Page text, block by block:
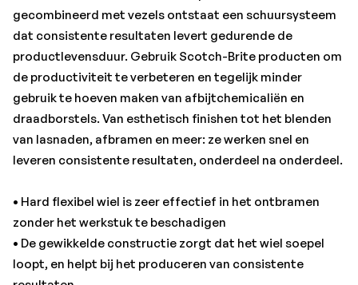
tegenvollopen en stelt continu nieuwe schuurkorrels
bloot voor continue snijkracht
• Minimaliseert de opbouw van warmte om het risico van
verkleuring en kromtrekken op warmtegevoelige
substraten te verminderen
• Effectief voor alle soorten metalen, composieten, en
glas, waarbij één wiel meer taken aankan
• Effectief voor alle soorten metalen, composieten en
gebruikt
gecombineerd met vezels ontstaat een schuursysteem
dat consistente resultaten levert gedurende de
productlevensduur. Gebruik Scotch-Brite producten om
de productiviteit te verbeteren en tegelijk minder
gebruik te hoeven maken van afbijtchemicaliën en
draadborstels. Van esthetisch finishen tot het blenden
van lasnaden, afbramen en meer: ze werken snel en
leveren consistente resultaten, onderdeel na onderdeel.
• Hard flexibel wiel is zeer effectief in het ontbramen
zonder het werkstuk te beschadigen
• De gewikkelde constructie zorgt dat het wiel soepel
loopt, en helpt bij het produceren van consistente